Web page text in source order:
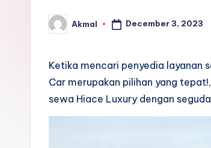
Posted
by
Akmal December 3, 2023
Ketika mencari penyedia layanan
Car merupakan pilihan yang
sewa Hiace Luxury dengan